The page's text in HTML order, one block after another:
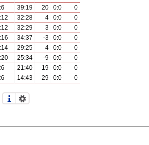
39:19 20 0:0
0
32:28 4 0:0
0
32:29 3 0:0
0
34:37 -3 0:0
0
29:25 4 0:0
0
25:34 -9 0:0
0
21:40 -19 0:0
0
14:43 -29 0:0 0